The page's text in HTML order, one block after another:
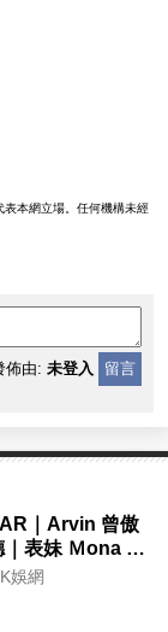
表本網立場。任何機構未經
佈由: 未登入 留言
｜Arvin 曾傲
表妹 Ｍona 8
港空中花園 |
獻「Music
娛網